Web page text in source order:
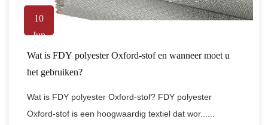
10
Jun
Wat is FDY polyester Oxford-stof en wanneer moet u
het gebruiken?
Wat is FDY polyester Oxford-stof? FDY polyester
Oxford-stof is een hoogwaardig textiel dat wor......